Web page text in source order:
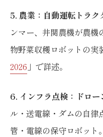
5. 農業：自動運転トラク
ンマー、井関農機が農
物野菜収穫ロボットの実
2026 」で詳述。
6. インフラ点検：ドロー
ル・送電線・ダムの自律
管・電線の保守ロボット。